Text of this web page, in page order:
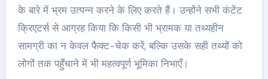
के बारे में भ्रम उत्पन्न करने के लिए करते हैं। उन्होंने सभी कंटेंट
क्रिएटर्स से आग्रह किया कि किसी भी भ्रामक या तथ्यहीन
सामग्री का न केवल फैक्ट-चेक करें, बल्कि उसके सही तथ्यों को
लोगों तक पहुँचाने में भी महत्वपूर्ण भूमिका निभाएँ।